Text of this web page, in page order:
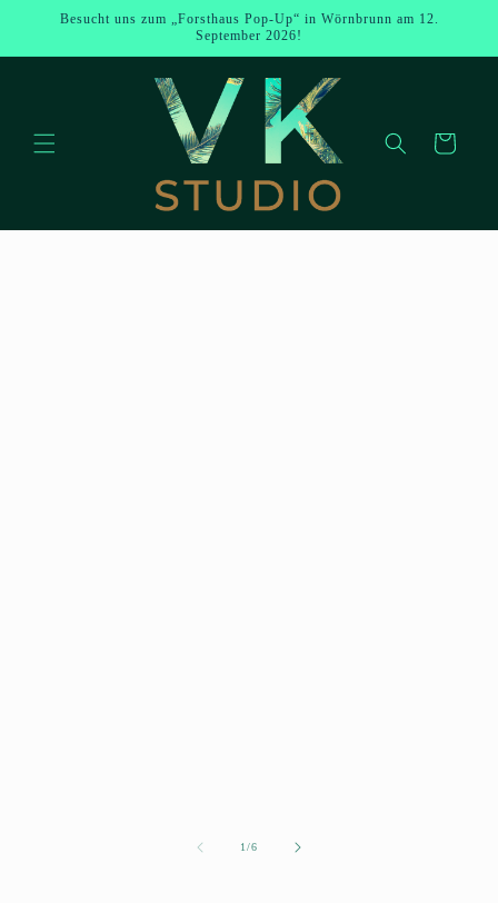
Direkt zumBesucht uns zum „Forsthaus Pop-Up“ in Wörnbrunn am 12.
September 2026!
Warenkorb
1/von
6